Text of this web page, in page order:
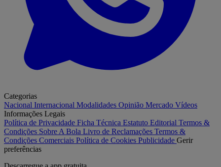
Categorias
Nacional Internacional Modalidades Opinião Mercado Vídeos
Informações Legais
Política de Privacidade Ficha Técnica Estatuto Editorial Termos &
Condições Sobre A Bola Livro de Reclamações Termos &
Condições Comerciais Política de Cookies Publicidade Gerir
preferências